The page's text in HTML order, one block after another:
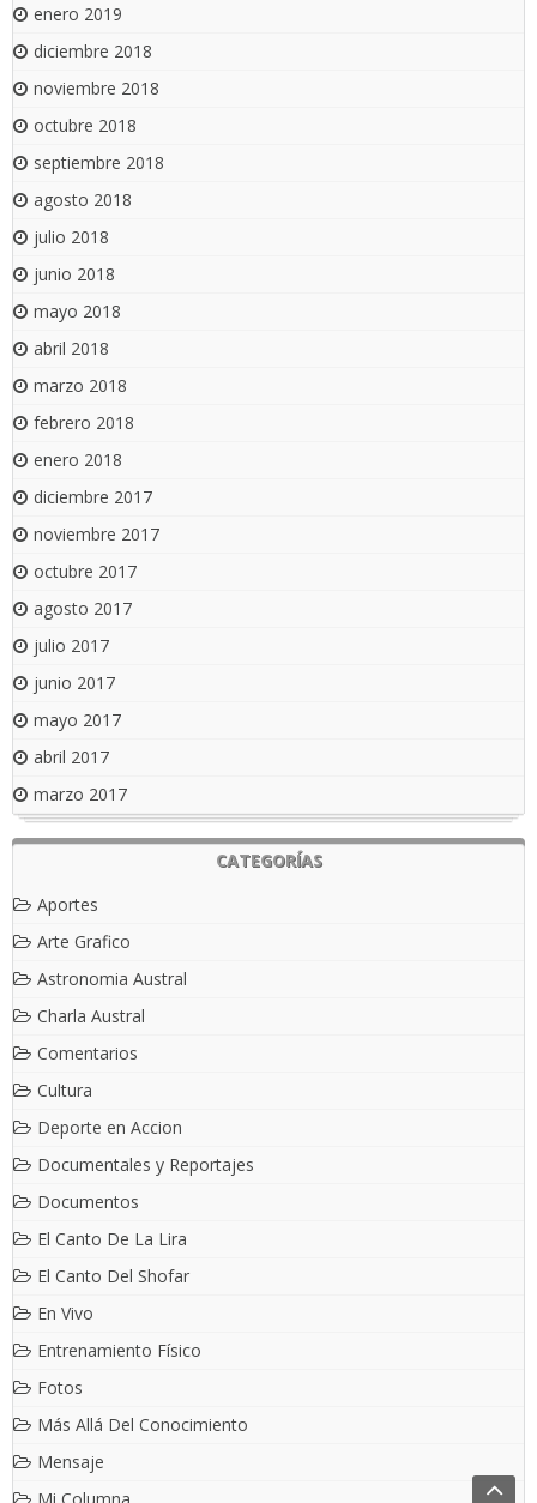
enero 2019
diciembre 2018
noviembre 2018
octubre 2018
septiembre 2018
agosto 2018
julio 2018
junio 2018
mayo 2018
abril 2018
marzo 2018
febrero 2018
enero 2018
diciembre 2017
noviembre 2017
octubre 2017
agosto 2017
julio 2017
junio 2017
mayo 2017
abril 2017
marzo 2017
CATEGORÍAS
Aportes
Arte Grafico
Astronomia Austral
Charla Austral
Comentarios
Cultura
Deporte en Accion
Documentales y Reportajes
Documentos
El Canto De La Lira
El Canto Del Shofar
En Vivo
Entrenamiento Físico
Fotos
Más Allá Del Conocimiento
Mensaje